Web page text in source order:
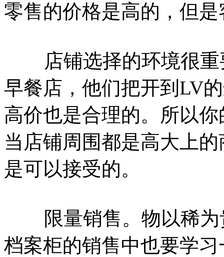
零售的价格是高的，但
店铺选择的环境很重
早餐店，他们把开到LV
高价也是合理的。所以
当店铺周围都是高大上
是可以接受的。
限量销售。物以稀为
档案柜的销售中也要学